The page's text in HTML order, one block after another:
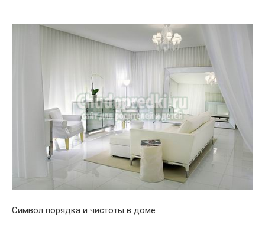
Символ порядка и чистоты в доме